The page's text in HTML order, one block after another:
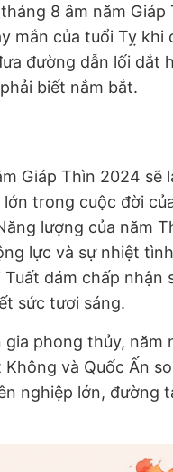
8 âm năm Giáp
mắn của tuổi Tỵ khi
đường dẫn lối dắt
biết nắm bắt.
Giáp Thìn 2024 sẽ
lớn trong cuộc đời
lượng của năm
lực và sự nhiệt
dám chấp nhận
sức tươi sáng.
gia phong thủy, năm
và Quốc Ấn
nghiệp lớn, đường